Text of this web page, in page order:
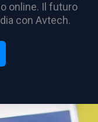
online. Il futuro
con Avtech.